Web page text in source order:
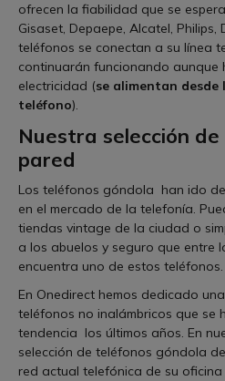
ofrecen la fiabilidad que se
Gisaset, Depaepe, Alcatel, Philips,
teléfonos se conectan a su línea
continuarán funcionando aunque
electricidad (se alimentan
teléfono).
Nuestra selección
pared
Los teléfonos góndola han ido
en el mercado de la telefonía.
tiendas vintage de la ciudad o
a los abuelos y seguro que entre
encuentra uno de estos teléfonos.
En Onedirect hemos dedicado
teléfonos no inalámbricos que se
tendencia los últimos años. En
selección de teléfonos góndola
red actual telefónica de su